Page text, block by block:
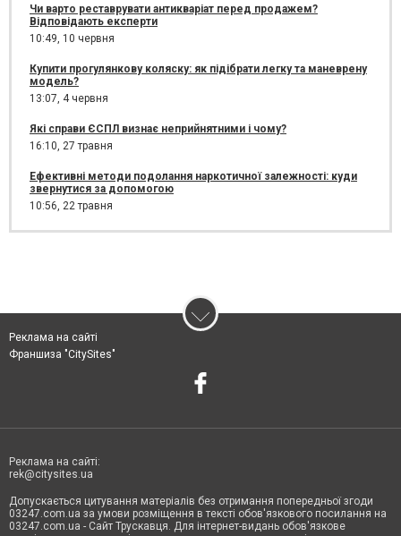
Чи варто реставрувати антикваріат перед продажем?
Відповідають експерти
10:49, 10 червня
Купити прогулянкову коляску: як підібрати легку та маневрену
модель?
13:07, 4 червня
Які справи ЄСПЛ визнає неприйнятними і чому?
16:10, 27 травня
Ефективні методи подолання наркотичної залежності: куди
звернутися за допомогою
10:56, 22 травня
Реклама на сайті
Франшиза "CitySites"
Реклама на сайті:
rek@citysites.ua
Допускається цитування матеріалів без отримання попередньої згоди
03247.com.ua за умови розміщення в тексті обов'язкового посилання на
03247.com.ua - Сайт Трускавця. Для інтернет-видань обов'язкове